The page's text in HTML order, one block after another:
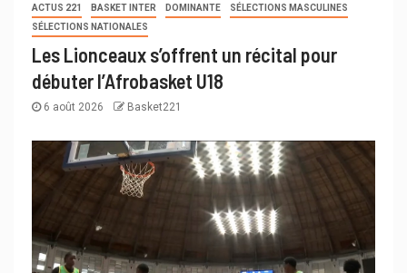
ACTUS 221 BASKET INTER DOMINANTE
SÉLECTIONS MASCULINES
SÉLECTIONS NATIONALES
Les Lionceaux s’offrent un récital pour
débuter l’Afrobasket U18
6 août 2026 Basket221